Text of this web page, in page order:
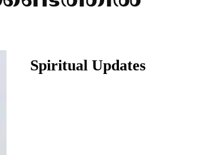
Spiritual Updates